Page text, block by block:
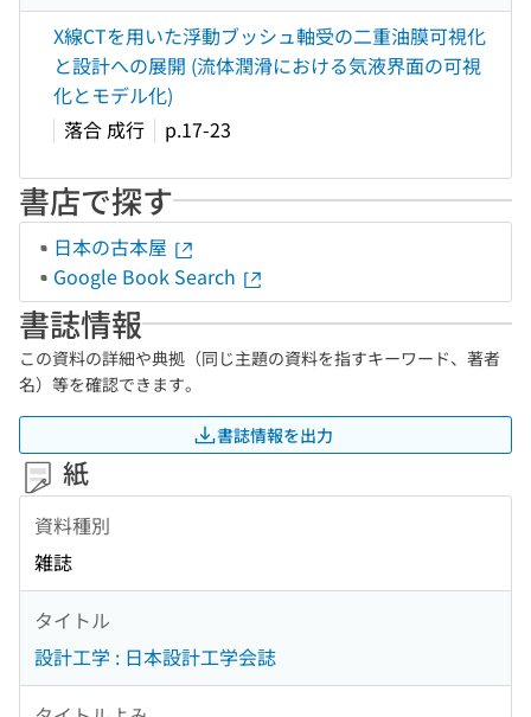
X線CTを用いた浮動ブッシュ軸受の二重油膜可視化
と設計への展開 (流体潤滑における気液界面の可視
化とモデル化)
落合 成行
p.17-23
書店で探す
日本の古本屋
Google Book Search
書誌情報
この資料の詳細や典拠（同じ主題の資料を指すキーワード、著者
名）等を確認できます。
書誌情報を出力
紙
資料種別
雑誌
タイトル
設計工学 : 日本設計工学会誌